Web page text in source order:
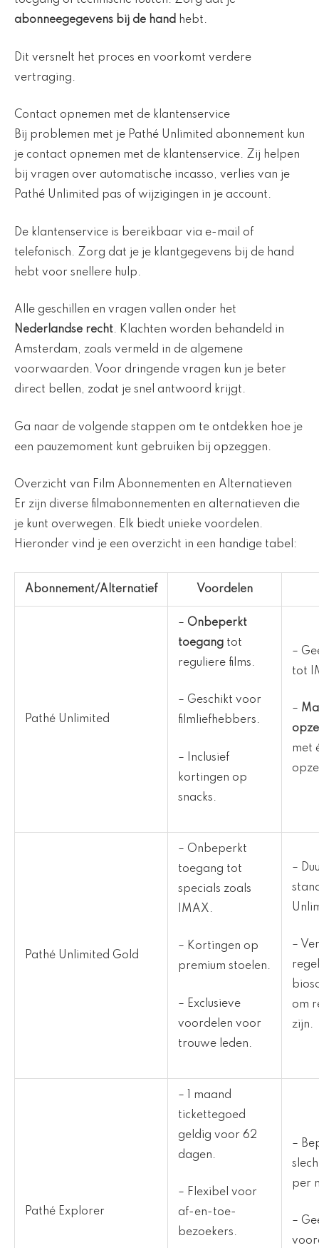
abonneegegevens bij de hand hebt.
Dit versnelt het proces en voorkomt verdere
vertraging.
Contact opnemen met de klantenservice
Bij problemen met je Pathé Unlimited abonnement kun
je contact opnemen met de klantenservice. Zij helpen
bij vragen over automatische incasso, verlies van je
Pathé Unlimited pas of wijzigingen in je account.
De klantenservice is bereikbaar via e-mail of
telefonisch. Zorg dat je je klantgegevens bij de hand
hebt voor snellere hulp.
Alle geschillen en vragen vallen onder het
Nederlandse recht. Klachten worden behandeld in
Amsterdam, zoals vermeld in de algemene
voorwaarden. Voor dringende vragen kun je beter
direct bellen, zodat je snel antwoord krijgt.
Ga naar de volgende stappen om te ontdekken hoe je
een pauzemoment kunt gebruiken bij opzeggen.
Overzicht van Film Abonnementen en Alternatieven
Er zijn diverse filmabonnementen en alternatieven die
je kunt overwegen. Elk biedt unieke voordelen.
Hieronder vind je een overzicht in een handige tabel:
Abonnement/Alternatief Voordelen
Pathé Unlimited
– Onbeperkt
toegang tot
reguliere films.
– Geschikt voor
filmliefhebbers.
– Inclusief
kortingen op
snacks.
–
tot
–
met
Pathé Unlimited Gold
– Onbeperkt
toegang tot
specials zoals
IMAX.
– Kortingen op
premium stoelen.
– Exclusieve
voordelen voor
trouwe leden.
–
–
om
zijn.
Pathé Explorer
– 1 maand
tickettegoed
geldig voor 62
dagen.
– Flexibel voor
af-en-toe-
bezoekers.
–
per
–